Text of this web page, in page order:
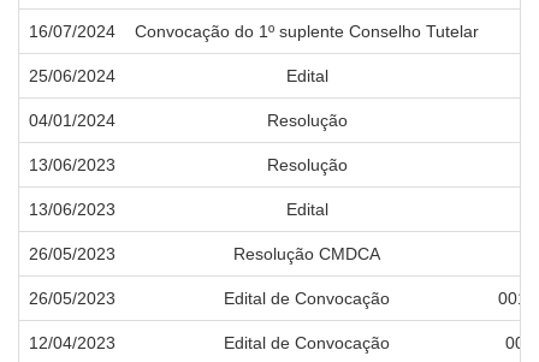
16/07/2024 Convocação do 1º suplente Conselho Tutelar
25/06/2024 Edital
04/01/2024 Resolução
13/06/2023 Resolução
13/06/2023 Edital
26/05/2023 Resolução CMDCA
26/05/2023 Edital de Convocação 001/
12/04/2023 Edital de Convocação